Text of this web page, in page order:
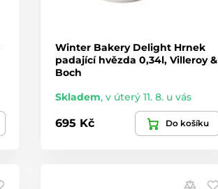
Winter Bakery Delight Hrnek
padající hvězda 0,34l, Villeroy &
Boch
Skladem, v úterý 11. 8. u vás
695 Kč Do košíku